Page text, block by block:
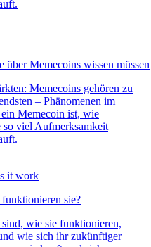
über Memecoins wissen müssen
Memecoins gehören zu
– Phänomenen im
Memecoin ist, wie
viel Aufmerksamkeit
sie?
wie sie funktionieren,
wie sich ihr zukünftiger